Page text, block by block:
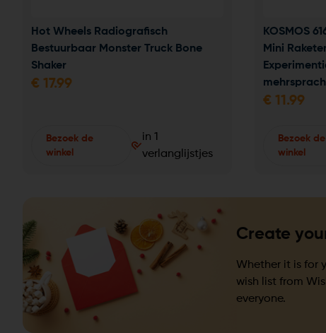
Create
Whether it is for
wish list from
everyone.
Hot Wheels Radiografisch
Bestuurbaar Monster Truck Bone
Shaker
€ 17.99
Bezoek de
winkel
in 1
verlanglijstjes
KOSMOS
Mini
€ 11.99
Bezoek de
winkel